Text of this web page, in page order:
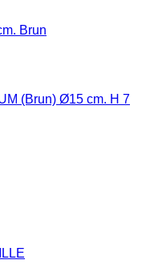
(Brun) Ø15 cm. H 7